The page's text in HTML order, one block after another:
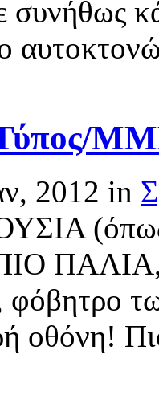
συνήθως
ο
Τύπος/
2012 in
(όπως
ΠΑΛΙΑ,
οθόνη!